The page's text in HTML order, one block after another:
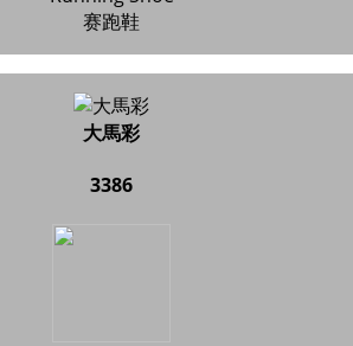
赛跑鞋
大馬彩
3386